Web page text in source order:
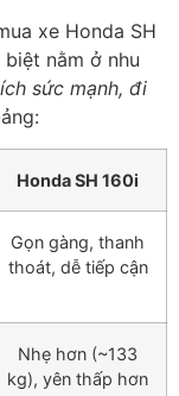
xe Honda SH
nằm ở nhu
sức mạnh, đi
Honda SH 160i
Gọn gàng, thanh
thoát, dễ tiếp cận
Nhẹ hơn (~133
kg), yên thấp hơn